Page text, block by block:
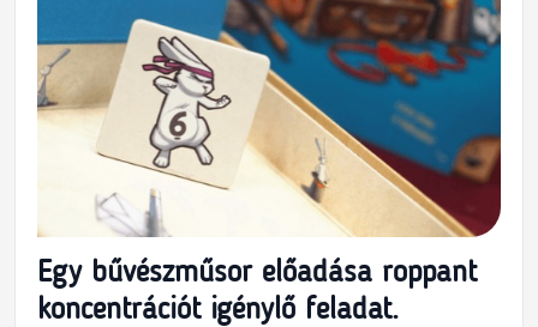
Egy bűvészműsor előadása roppant
koncentrációt igénylő feladat.